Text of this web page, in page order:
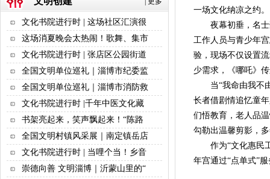
文化书院进行时 | 这场社区汇演很
这场消夏晚会太热闹！歌舞、集市
文化书院进行时 | 张店区公园街道
全国文明单位巡礼｜淄博市纪委监
全国文明单位巡礼｜淄博市消防救
文化书院进行时 |千年中医文化藏
书架亮起来，笑声飘起来！“陈路
全国文明村镇风采展｜南定镇岳店
文化书院进行时 | 当哩个当！乡音
崇德向善 文明淄博｜沂蒙山里的“
一场文化纳凉之约。
夜幕初垂，名士
工作人员与青少年
验，现场不仅设置
少需求，《哪吒》
当“我命由我不由
长者借剧情追忆童
们悟教育，老人品
勾勒出温馨剪影，
作为“文化惠民
年宫通过“点单式”